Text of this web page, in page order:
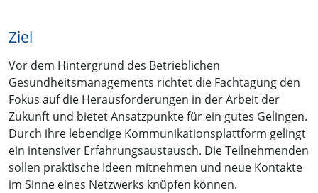
Ziel
Vor dem Hintergrund des Betrieblichen
Gesundheitsmanagements richtet die Fachtagung den
Fokus auf die Herausforderungen in der Arbeit der
Zukunft und bietet Ansatzpunkte für ein gutes Gelingen.
Durch ihre lebendige Kommunikationsplattform gelingt
ein intensiver Erfahrungsaustausch. Die Teilnehmenden
sollen praktische Ideen mitnehmen und neue Kontakte
im Sinne eines Netzwerks knüpfen können.